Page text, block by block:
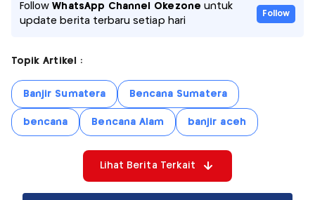
FollowWhatsApp Channel Okezone untuk
update berita terbaru setiap hari
Follow
Topik Artikel :
Banjir Sumatera Bencana Sumatera
bencana Bencana Alam banjir aceh
Lihat Berita Terkait